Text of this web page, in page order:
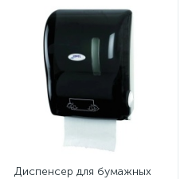
Диспенсер для бумажных